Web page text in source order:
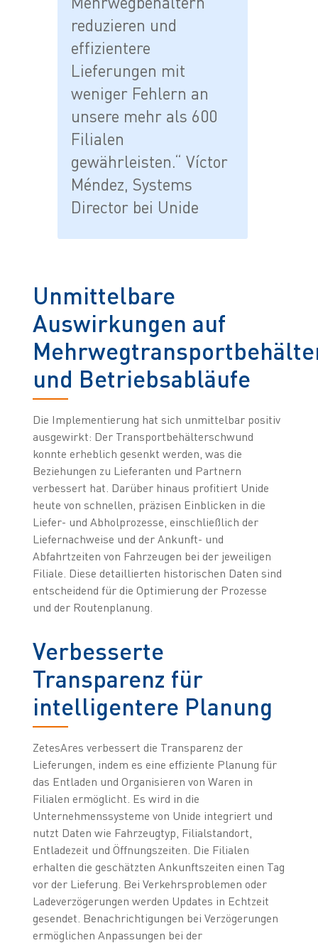
reduzieren und
effizientere
Lieferungen mit
weniger Fehlern an
unsere mehr als 600
Filialen
gewährleisten.“ Víctor
Méndez, Systems
Director bei Unide
Unmittelbare
Auswirkungen auf
und Betriebsabläufe
Die Implementierung hat sich unmittelbar positiv
ausgewirkt: Der Transportbehälterschwund
konnte erheblich gesenkt werden, was die
Beziehungen zu Lieferanten und Partnern
verbessert hat. Darüber hinaus profitiert Unide
heute von schnellen, präzisen Einblicken in die
Liefer- und Abholprozesse, einschließlich der
Liefernachweise und der Ankunft- und
Abfahrtzeiten von Fahrzeugen bei der jeweiligen
Filiale. Diese detaillierten historischen Daten sind
entscheidend für die Optimierung der Prozesse
und der Routenplanung.
Verbesserte
Transparenz für
intelligentere Planung
ZetesAres verbessert die Transparenz der
Lieferungen, indem es eine effiziente Planung für
das Entladen und Organisieren von Waren in
Filialen ermöglicht. Es wird in die
Unternehmenssysteme von Unide integriert und
nutzt Daten wie Fahrzeugtyp, Filialstandort,
Entladezeit und Öffnungszeiten. Die Filialen
erhalten die geschätzten Ankunftszeiten einen Tag
vor der Lieferung. Bei Verkehrsproblemen oder
Ladeverzögerungen werden Updates in Echtzeit
gesendet. Benachrichtigungen bei Verzögerungen
ermöglichen Anpassungen bei der